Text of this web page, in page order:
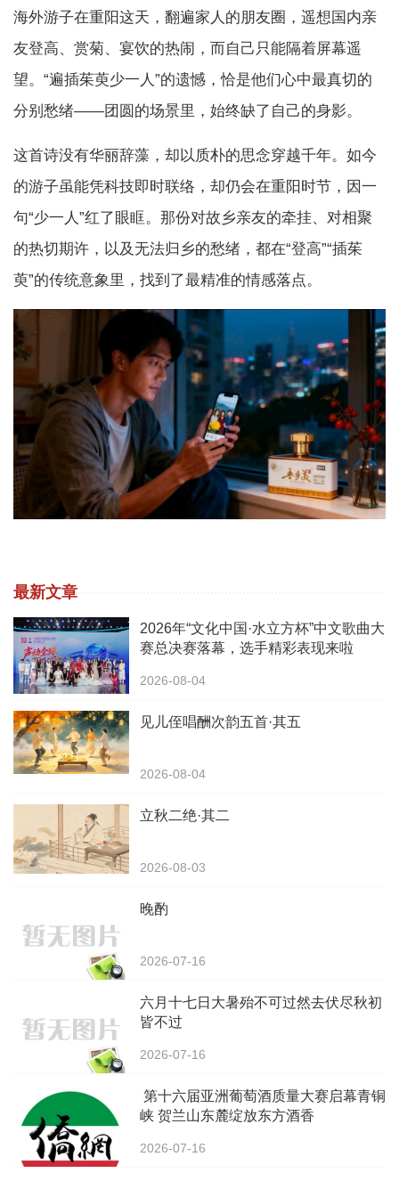
海外游子在重阳这天，翻遍家人的朋友圈，遥想国内亲
友登高、赏菊、宴饮的热闹，而自己只能隔着屏幕遥
望。“遍插茱萸少一人”的遗憾，恰是他们心中最真切的
分别愁绪——团圆的场景里，始终缺了自己的身影。
这首诗没有华丽辞藻，却以质朴的思念穿越千年。如今
的游子虽能凭科技即时联络，却仍会在重阳时节，因一
句“少一人”红了眼眶。那份对故乡亲友的牵挂、对相聚
的热切期许，以及无法归乡的愁绪，都在“登高”“插茱
萸”的传统意象里，找到了最精准的情感落点。
最新文章
2026年“文化中国·水立方杯”中文歌曲大
赛总决赛落幕，选手精彩表现来啦
2026-08-04
见儿侄唱酬次韵五首·其五
2026-08-04
立秋二绝·其二
2026-08-03
晚酌
2026-07-16
‌六月十七日大暑殆不可过然去伏尽秋初
皆不过
2026-07-16
第十六届亚洲葡萄酒质量大赛启幕青铜
峡 贺兰山东麓绽放东方酒香
2026-07-16